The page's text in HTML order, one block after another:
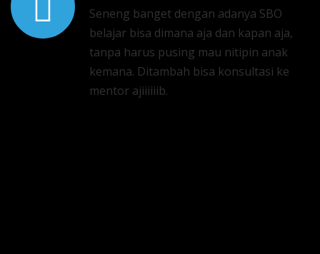
Seneng banget dengan adanya SBO
belajar bisa dimana aja dan kapan aja,
tanpa harus pusing mau nitipin anak
kemana. Ditambah bisa konsultasi ke
mentor ajiiiiiib.